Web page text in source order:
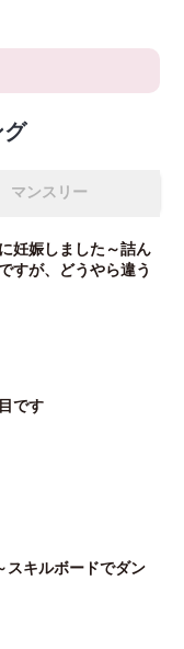
グ
マンスリー
妊娠しました～詰ん
すが、どうやら違う
です
スキルボードでダン